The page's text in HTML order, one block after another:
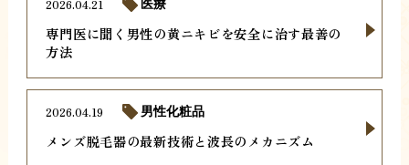
専門医に聞く男性の黄ニキビを安全に治す最善の
方法
2026.04.21 医療
メンズ脱毛器の最新技術と波長のメカニズム
2026.04.19 男性化粧品